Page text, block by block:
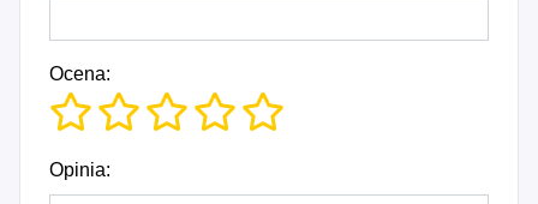
Ocena:
Opinia: